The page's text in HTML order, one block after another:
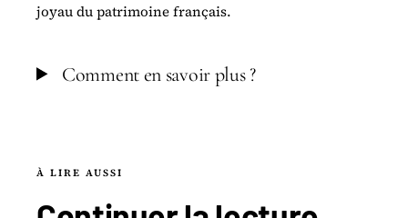
joyau du patrimoine français.
Comment en savoir plus ?
À LIRE AUSSI